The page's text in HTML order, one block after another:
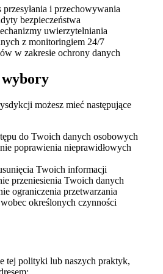
i przechowywania
bezpieczeństwa
uwierzytelniania
z monitoringiem 24/7
w zakresie ochrony danych
możesz mieć następujące
do Twoich danych osobowych
poprawienia nieprawidłowych
Twoich informacji
przeniesienia Twoich danych
ograniczenia przetwarzania
określonych czynności
tej polityki lub naszych praktyk,